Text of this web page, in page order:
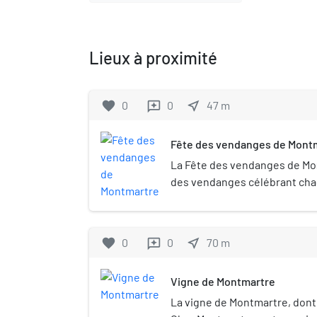
Lieux à proximité
favorite 0 reviews 0 near_me 47 m
Fête des vendanges de
La Fête des vendanges de
des vendanges célébrant
Clos Montmartre.
la vie locale (commerçants,
l’événement.
favorite 0 reviews 0 near_me 70 m
Vigne de Montmartre
La vigne de Montmartre,